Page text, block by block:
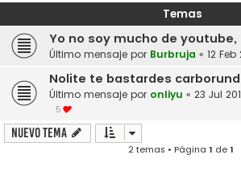
Temas
Yo no soy mucho de youtube,
Último mensaje por Burbruja « 12 Feb
Nolite te bastardes
Último mensaje por onliyu « 23 Jul
5
Nuevo Tema
2 temas • Página 1 de1